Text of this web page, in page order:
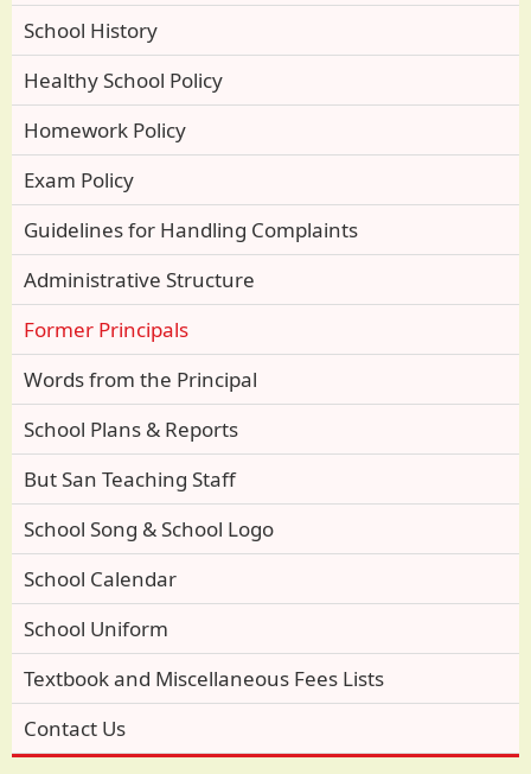
School History
Healthy School Policy
Homework Policy
Exam Policy
Guidelines for Handling Complaints
Administrative Structure
Former Principals
Words from the Principal
School Plans & Reports
But San Teaching Staff
School Song & School Logo
School Calendar
School Uniform
Textbook and Miscellaneous Fees Lists
Contact Us